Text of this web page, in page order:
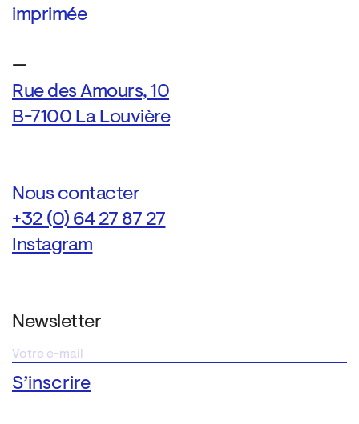
imprimée
—
Rue des Amours, 10
B-7100 La Louvière
Nous contacter
+32 (0) 64 27 87 27
Instagram
Newsletter